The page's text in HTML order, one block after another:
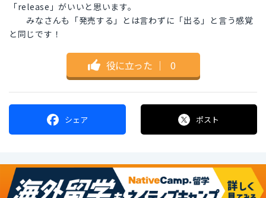
「release」がいいと思います。
みなさんも「発売する」とは言わずに「出る」と言う感覚
と同じです！
役に立った ｜ 0
シェア ポスト